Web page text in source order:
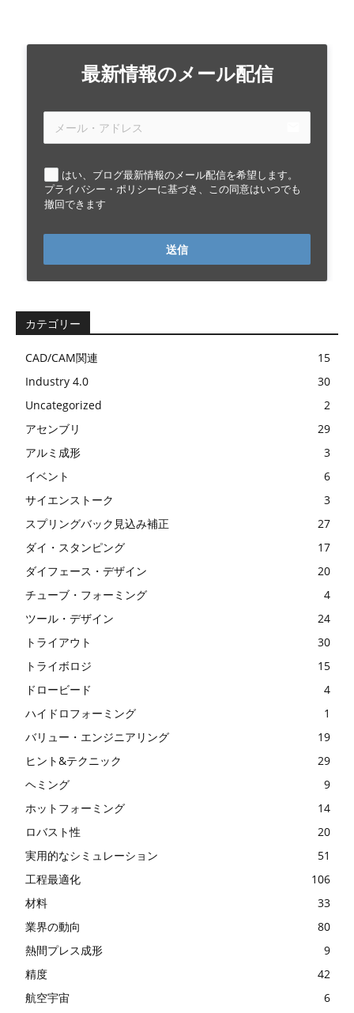
最新情報のメール配信
はい、ブログ最新情報のメール配信を希望します。
プライバシー・ポリシーに基づき、この同意はいつでも
撤回できます
送信
カテゴリー
CAD/CAM関連
15
Industry 4.0
30
Uncategorized
2
アセンブリ
29
アルミ成形
3
イベント
6
サイエンストーク
3
スプリングバック見込み補正
27
ダイ・スタンピング
17
ダイフェース・デザイン
20
チューブ・フォーミング
4
ツール・デザイン
24
トライアウト
30
トライボロジ
15
ドロービード
4
ハイドロフォーミング
1
バリュー・エンジニアリング
19
ヒント&テクニック
29
ヘミング
9
ホットフォーミング
14
ロバスト性
20
実用的なシミュレーション
51
工程最適化
106
材料
33
業界の動向
80
熱間プレス成形
9
精度
42
航空宇宙
6